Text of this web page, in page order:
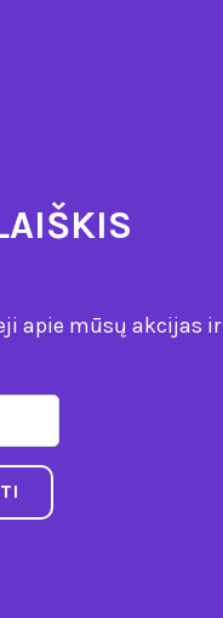
apie mūsų akcijas